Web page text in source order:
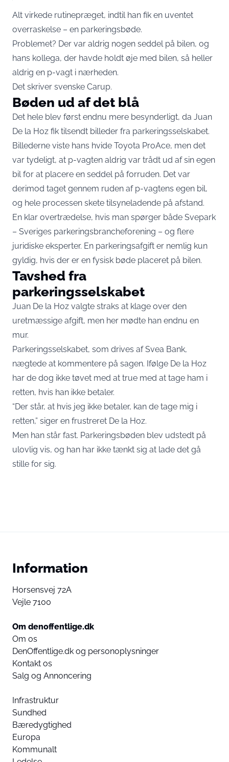
Alt virkede rutinepræget, indtil han fik en uventet
overraskelse – en parkeringsbøde.
Problemet? Der var aldrig nogen seddel på bilen, og
hans kollega, der havde holdt øje med bilen, så heller
aldrig en p-vagt i nærheden.
Det skriver svenske Carup.
Bøden ud af det blå
Det hele blev først endnu mere besynderligt, da Juan
De la Hoz fik tilsendt billeder fra parkeringsselskabet.
Billederne viste hans hvide Toyota ProAce, men det
var tydeligt, at p-vagten aldrig var trådt ud af sin egen
bil for at placere en seddel på forruden. Det var
derimod taget gennem ruden af p-vagtens egen bil,
og hele processen skete tilsyneladende på afstand.
En klar overtrædelse, hvis man spørger både Svepark
– Sveriges parkeringsbrancheforening – og flere
juridiske eksperter. En parkeringsafgift er nemlig kun
gyldig, hvis der er en fysisk bøde placeret på bilen.
Tavshed fra
parkeringsselskabet
Juan De la Hoz valgte straks at klage over den
uretmæssige afgift, men her mødte han endnu en
mur.
Parkeringsselskabet, som drives af Svea Bank,
nægtede at kommentere på sagen. Ifølge De la Hoz
har de dog ikke tøvet med at true med at tage ham i
retten, hvis han ikke betaler.
“Der står, at hvis jeg ikke betaler, kan de tage mig i
retten,” siger en frustreret De la Hoz.
Men han står fast. Parkeringsbøden blev udstedt på
ulovlig vis, og han har ikke tænkt sig at lade det gå
stille for sig.
Information
Horsensvej 72A
Vejle 7100
Om denoffentlige.dk
Om os
DenOffentlige.dk og personoplysninger
Kontakt os
Salg og Annoncering
Infrastruktur
Sundhed
Bæredygtighed
Europa
Kommunalt